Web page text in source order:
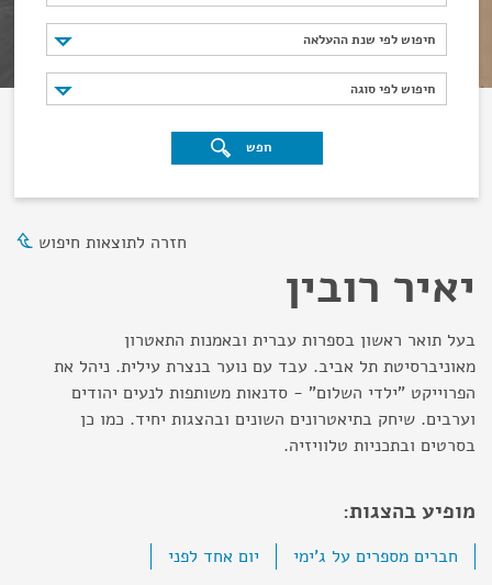
חיפוש לפי שנת ההעלאה
חיפוש לפי שנת ההעלאה
חיפוש לפי סוגה
חיפוש לפי סוגה
חפש
חזרה לתוצאות חיפוש
יאיר רובין
בעל תואר ראשון בספרות עברית ובאמנות התאטרון
מאוניברסיטת תל אביב. עבד עם נוער בנצרת עילית. ניהל את
הפרוייקט "ילדי השלום" - סדנאות משותפות לנעים יהודים
וערבים. שיחק בתיאטרונים השונים ובהצגות יחיד. כמו כן
בסרטים ובתכניות טלוויזיה.
מופיע בהצגות:
חברים מספרים על ג'ימי יום אחד לפני